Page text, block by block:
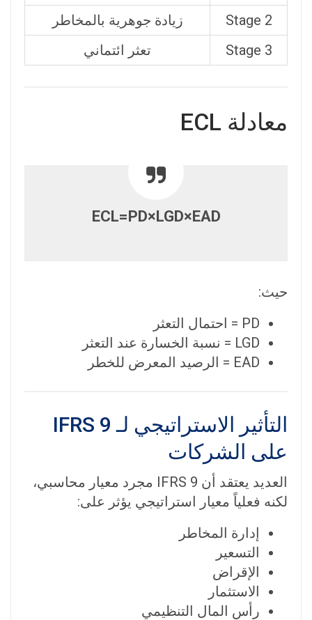
Stage 2
زيادة جوهرية بالمخاطر
Stage 3
تعثر ائتماني
معادلة ECL
ECL=PD×LGD×EAD
حيث:
PD = احتمال التعثر
LGD = نسبة الخسارة عند التعثر
EAD = الرصيد المعرض للخطر
التأثير الاستراتيجي لـ IFRS 9
على الشركات
العديد يعتقد أن IFRS 9 مجرد معيار محاسبي،
لكنه فعلياً معيار استراتيجي يؤثر على:
إدارة المخاطر
التسعير
الإقراض
الاستثمار
رأس المال التنظيمي